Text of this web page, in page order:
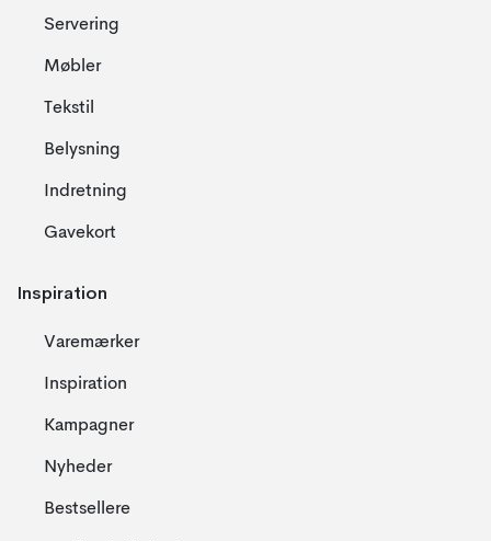
Servering
Møbler
Tekstil
Belysning
Indretning
Gavekort
Inspiration
Varemærker
Inspiration
Kampagner
Nyheder
Bestsellere